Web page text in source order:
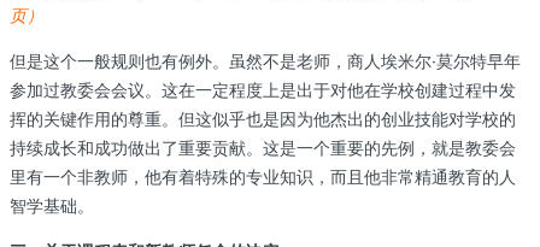
页）
但是这个一般规则也有例外。虽然不是老师，商人埃米尔·莫尔特早年
参加过教委会会议。这在一定程度上是出于对他在学校创建过程中发
挥的关键作用的尊重。但这似乎也是因为他杰出的创业技能对学校的
持续成长和成功做出了重要贡献。这是一个重要的先例，就是教委会
里有一个非教师，他有着特殊的专业知识，而且他非常精通教育的人
智学基础。